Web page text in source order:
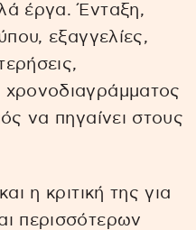
έργα. Ένταξη,
εξαγγελίες,
να πηγαίνει στους
η κριτική της για
περισσότερων